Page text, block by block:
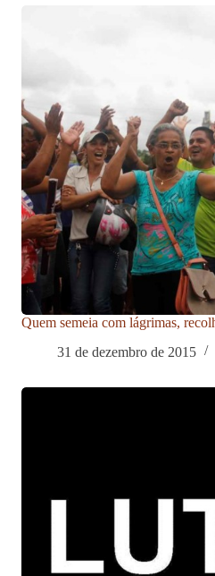
Quem semeia com lágrimas,
31 de dezembro de 2015